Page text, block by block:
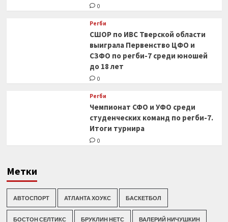
0
Регби
СШОР по ИВС Тверской области
выиграла Первенство ЦФО и
СЗФО по регби-7 среди юношей
до 18 лет
0
Регби
Чемпионат СФО и УФО среди
студенческих команд по регби-7.
Итоги турнира
0
Метки
АВТОСПОРТ АТЛАНТА ХОУКС БАСКЕТБОЛ
БОСТОН СЕЛТИКС БРУКЛИН НЕТС ВАЛЕРИЙ НИЧУШКИН